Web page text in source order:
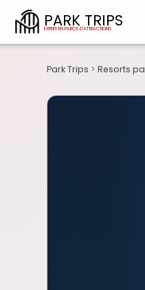
PARK TRIPS
Park Trips > Resorts